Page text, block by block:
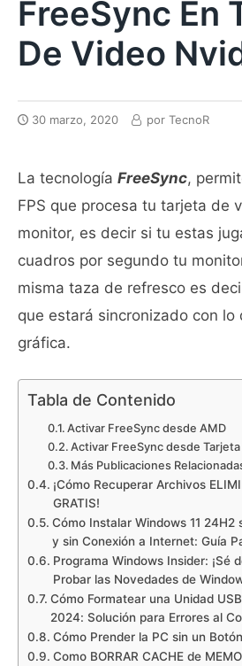
FreeSync En
De Video
30 marzo, 2020 por TecnoR
La tecnología FreeSync,
FPS que procesa tu tarjeta de
monitor, es decir si tu estas
cuadros por segundo tu
misma taza de refresco es
que estará sincronizado con lo
gráfica.
Tabla de Contenido
Activar FreeSync desde AMD
Activar FreeSync desde
Más Publicaciones
¡Cómo Recuperar Archivos
GRATIS!
Cómo Instalar Windows 11
y sin Conexión a Internet: Guía
Programa Windows Insider: ¡Sé
Probar las Novedades de
Cómo Formatear una Unidad
2024: Solución para Errores al
Cómo Prender la PC sin un
Como BORRAR CACHE de